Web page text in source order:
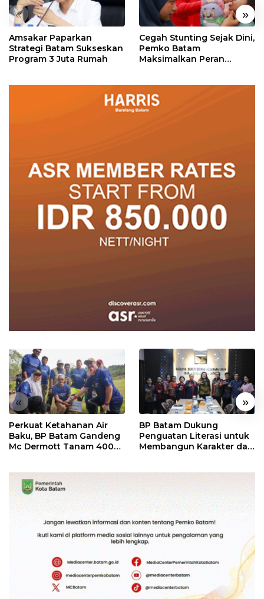
« »
Amsakar Paparkan
Strategi Batam Sukseskan
Program 3 Juta Rumah
Cegah Stunting Sejak Dini,
Pemko Batam
Maksimalkan Peran
« »
Perkuat Ketahanan Air
Baku, BP Batam Gandeng
Mc Dermott Tanam 400
BP Batam Dukung
Penguatan Literasi untuk
Membangun Karakter dan